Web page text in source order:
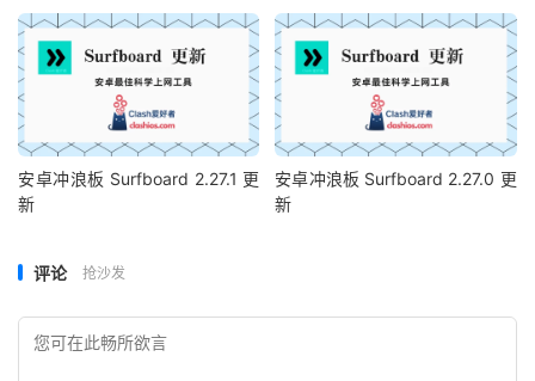
安卓冲浪板 Surfboard 2.27.1 更
新
安卓冲浪板 Surfboard 2.27.0 更
新
评论 抢沙发